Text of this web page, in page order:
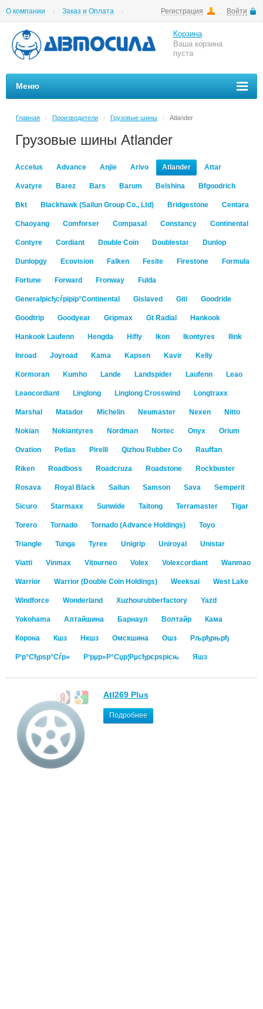
Регистрация Войти
О компании
Заказ и Оплата
Корзина
Ваша корзина
пуста
Меню
Главная / Производители / Грузовые шины / Atlander
Грузовые шины Atlander
Accelus Advance Anjie Arivo Atlander Attar
Avatyre Barez Bars Barum Belshina Bfgoodrich
Bkt Blackhawk (Sailun Group Co., Ltd) Bridgestone Centara
Chaoyang Comforser Compasal Constancy Continental
Contyre Cordiant Double Coin Doublestar Dunlop
Dunlopgy Ecovision Falken Fesite Firestone Formula
Fortune Forward Fronway Fulda
Generalрісђсѓрїрїр°Continental Gislaved Giti Goodride
Goodtrip Goodyear Gripmax Gt Radial Hankook
Hankook Laufenn Hengda Hifly Ikon Ikontyres Ilink
Inroad Joyroad Kama Kapsen Kavir Kelly
Kormoran Kumho Lande Landspider Laufenn Leao
Leaocordiant Linglong Linglong Crosswind Longtraxx
Marshal Matador Michelin Neumaster Nexen Nitto
Nokian Nokiantyres Nordman Nortec Onyx Orium
Ovation Petlas Pirelli Qizhou Rubber Co Rauffan
Riken Roadboss Roadcruza Roadstone Rockbuster
Rosava Royal Black Sailun Samson Sava Semperit
Sicuro Starmaxx Sunwide Taitong Terramaster Tigar
Torero Tornado Tornado (Advance Holdings) Toyo
Triangle Tunga Tyrex Unigrip Uniroyal Unistar
Viatti Vinmax Vitourneo Volex Volexcordiant Wanmao
Warrior Warrior (Double Coin Holdings) Weeksai West Lake
Windforce Wonderland Xuzhourubberfactory Yazd
Yokohama Алтайшина Барнаул Волтайр Кама
Корона Кшз Нкшз Омскшина Ошз Рљрђрњрђ
Р‘р°Сђрѕр°Сѓр» Р‘рµр»Р°Сџр¦Рµсђрєрѕрісњ Яшз
Atl269 Plus
Подробнее